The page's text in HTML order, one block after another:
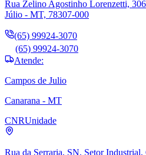
Rua Zelino Agostinho Lorenzetti,
Júlio - MT, 78307-000
(65) 99924-3070
(65) 99924-3070
Atende:
Campos de Julio
Canarana - MT
CNRUnidade
Rua da Serraria, SN, Setor